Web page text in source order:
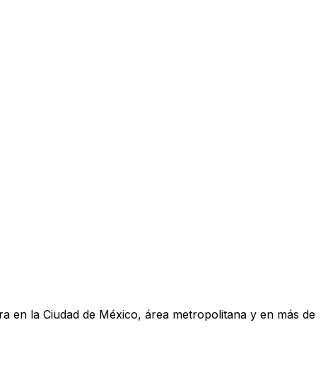
la Ciudad de México, área metropolitana y en más de